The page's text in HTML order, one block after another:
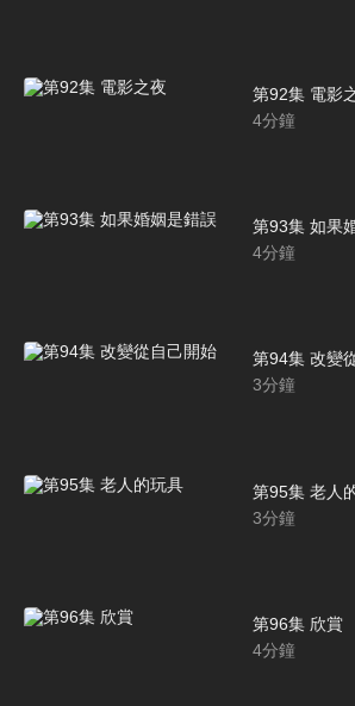
第92集 電影
4分鐘
第93集 如果
4分鐘
第94集 改變
3分鐘
第95集 老人
3分鐘
第96集 欣賞
4分鐘